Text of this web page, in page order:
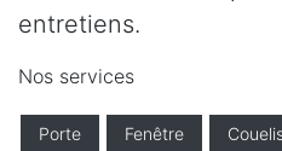
entretiens.
Nos services
Porte Fenêtre